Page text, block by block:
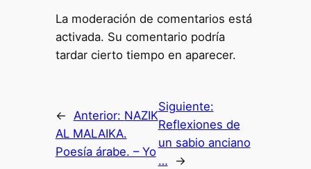
La moderación de comentarios está
activada. Su comentario podría
tardar cierto tiempo en aparecer.
← Anterior: NAZIK
AL MALAIKA.
Poesía árabe. – Yo
Siguiente:
Reflexiones de
un sabio anciano
…
→